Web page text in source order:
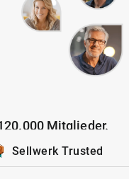
Mitglieder.
Sellwerk Trusted